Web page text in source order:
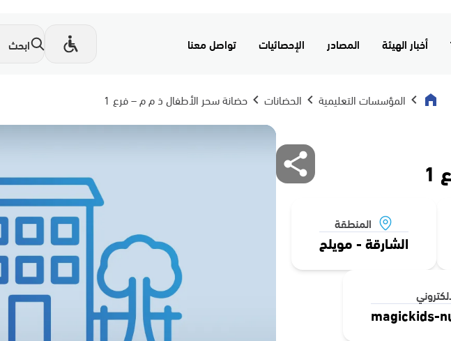
أخبار الهيئة المصادر الإحصائيات تواصل معنا
المؤسسات التعليمية الحضانات حضانة سحر الأطفال ذ م م – فرع 1
المنطقة
الشارقة - مويلح
magickids-